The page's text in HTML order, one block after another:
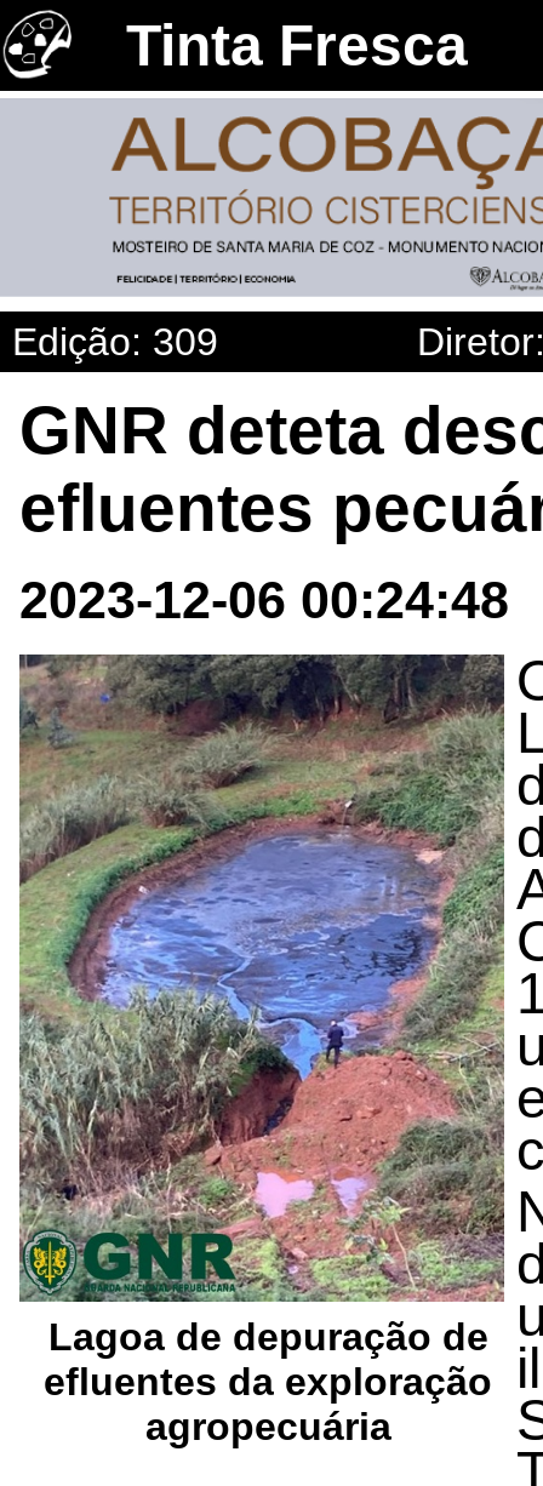
Tinta Fresca
Edição: 309
GNR deteta
efluentes
2023-12-06 00:24:48
Lagoa de depuração de
efluentes da exploração
agropecuária